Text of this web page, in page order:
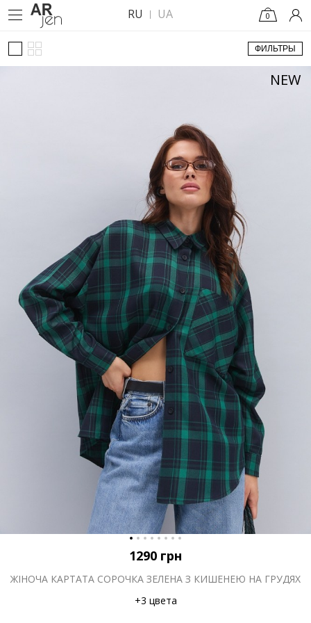
RU UA 0
ФИЛЬТРЫ
NEW
1290 грн
ЖІНОЧА КАРТАТА СОРОЧКА ЗЕЛЕНА З КИШЕНЕЮ НА ГРУДЯХ
+3 цвета